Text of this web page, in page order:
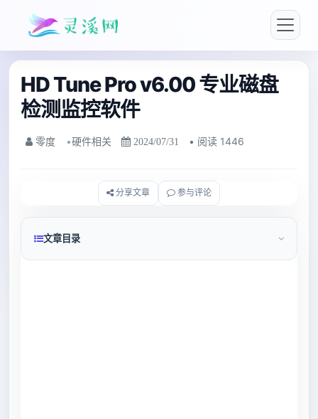
HD Tune Pro v6.00 专业磁盘
检测监控软件
零度 •硬件相关 2024/07/31 • 阅读 1446
分享文章 参与评论
文章目录